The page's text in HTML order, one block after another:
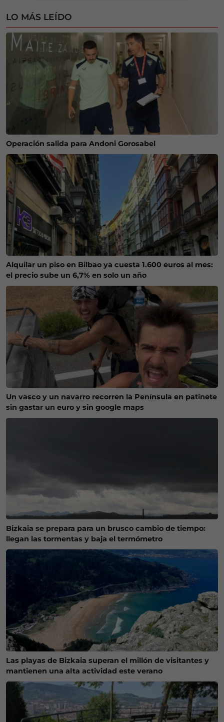
LO MÁS LEÍDO
Operación salida para Andoni Gorosabel
Alquilar un piso en Bilbao ya cuesta 1.600 euros al mes:
el precio sube un 6,7% en solo un año
Un vasco y un navarro recorren la Península en patinete
sin gastar un euro y sin google maps
Bizkaia se prepara para un brusco cambio de tiempo:
llegan las tormentas y baja el termómetro
Las playas de Bizkaia superan el millón de visitantes y
mantienen una alta actividad este verano